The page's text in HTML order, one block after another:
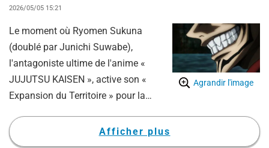
2026/05/05 15:21
Agrandir l'image
Le moment où Ryomen Sukuna
(doublé par Junichi Suwabe),
l'antagoniste ultime de l'anime «
JUJUTSU KAISEN », active son «
Expansion du Territoire » pour la
où un fléau de rang supérieur se
fait littéralement mettre en pièces
Afficher plus